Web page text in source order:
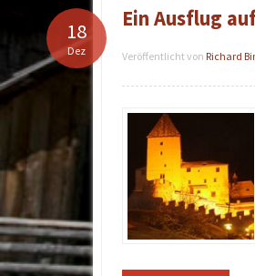
Ein Ausflug
Veröffentlicht von Richard
18
Dez